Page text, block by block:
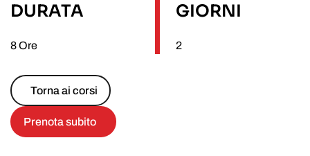
DURATA
8 Ore
GIORNI
2
Torna ai corsi
Prenota subito